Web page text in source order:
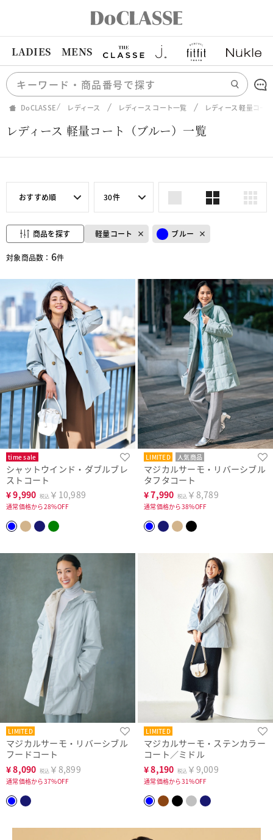
LADIES MENS
DoCLASSE レディース レディース コート一覧 レディース 軽量コー
レディース 軽量コート（ブルー）一覧
おすすめ順 30件
商品を探す 軽量コート ブルー
対象商品数： 6件
time sale
シャットウインド・ダブルブレ
ストコート
¥9,990 税込 ￥10,989
通常価格から28%OFF
LIMITED 人気商品
マジカルサーモ・リバーシブル
タフタコート
¥7,990 税込 ￥8,789
通常価格から38%OFF
LIMITED
マジカルサーモ・リバーシブル
フードコート
¥8,090 税込 ￥8,899
通常価格から37%OFF
LIMITED
マジカルサーモ・ステンカラー
コート／ミドル
¥8,190 税込 ￥9,009
通常価格から31%OFF